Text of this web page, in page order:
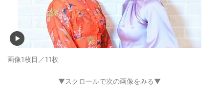
画像1枚目／11枚
▼スクロールで次の画像をみる▼